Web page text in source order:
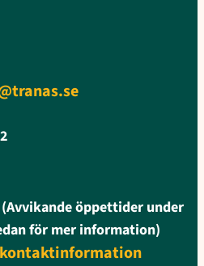
öppettider under
för mer information)